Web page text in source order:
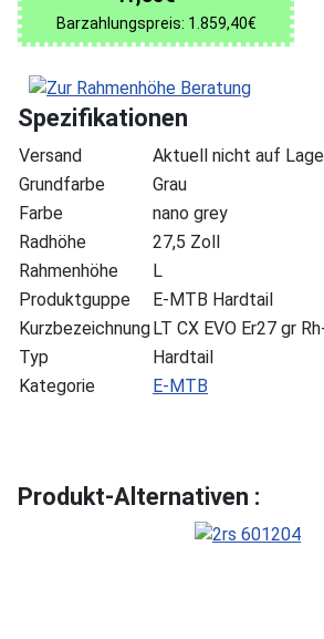
Barzahlungspreis: 1.859,40€
Spezifikationen
Versand
Aktuell nicht auf
Grundfarbe
Grau
Farbe
nano grey
Radhöhe
27,5 Zoll
Rahmenhöhe
L
Produktguppe
E-MTB Hardtail
KurzbezeichnungLT CX EVO Er27 gr
Typ
Hardtail
Kategorie
E-MTB
Produkt-Alternativen :